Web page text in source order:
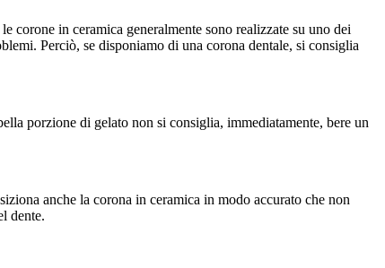
corone in ceramica generalmente sono realizzate su uno dei
Perciò, se disponiamo di una corona dentale, si consiglia
porzione di gelato non si consiglia, immediatamente, bere un
anche la corona in ceramica in modo accurato che non
dente.